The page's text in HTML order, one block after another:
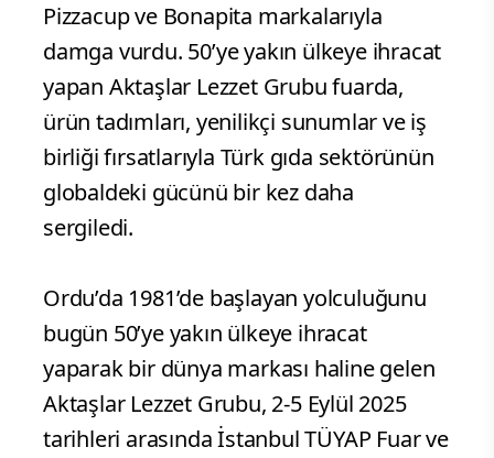
Pizzacup ve Bonapita markalarıyla
damga vurdu. 50’ye yakın ülkeye ihracat
yapan Aktaşlar Lezzet Grubu fuarda,
ürün tadımları, yenilikçi sunumlar ve iş
birliği fırsatlarıyla Türk gıda sektörünün
globaldeki gücünü bir kez daha
sergiledi.
Ordu’da 1981’de başlayan yolculuğunu
bugün 50’ye yakın ülkeye ihracat
yaparak bir dünya markası haline gelen
Aktaşlar Lezzet Grubu, 2-5 Eylül 2025
tarihleri arasında İstanbul TÜYAP Fuar ve